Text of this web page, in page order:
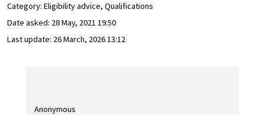
Category: Eligibility advice, Qualifications
Date asked: 28 May, 2021 19:50
Last update: 26 March, 2026 13:12
Anonymous